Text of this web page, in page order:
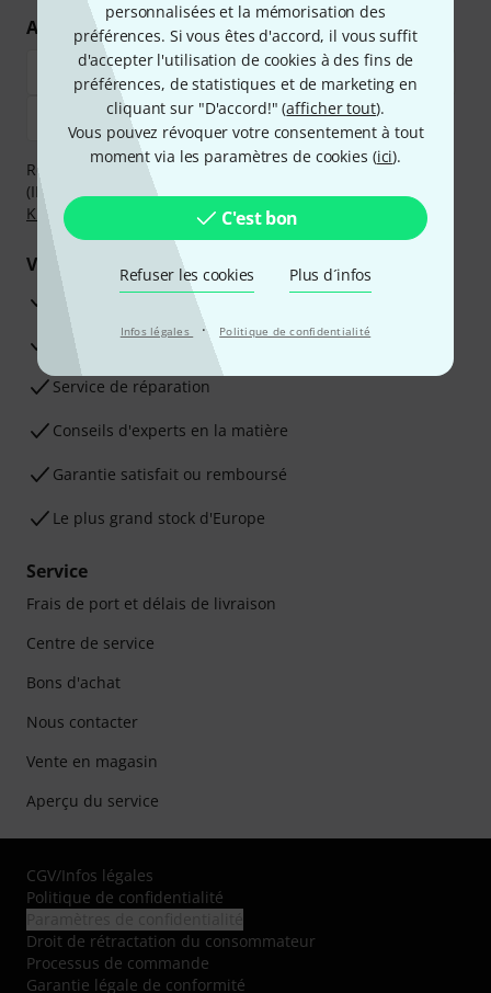
personnalisées et la mémorisation des
préférences. Si vous êtes d'accord, il vous suffit
d'accepter l'utilisation de cookies à des fins de
préférences, de statistiques et de marketing en
cliquant sur "D'accord!" (afficher tout).
Vous pouvez révoquer votre consentement à tout
moment via les paramètres de cookies (ici).
C'est bon
Refuser les cookies Plus d´infos
Infos légales · Politique de confidentialité
Achetez et payez en toute sécurité
Réglez de manière sûre et sécurisée par Virement
(IBAN/BIC), PayPal, Amazon Pay,Klarna Payer Maintenant
Klarna Payer en 3 fois
ou Carte de crédit.
Vos avantages
Ga­ran­tie Thomann 3 ans
Garantie 30 jours satisfait ou remboursé
Service de réparation
Conseils d'experts en la matière
Garantie satisfait ou remboursé
Le plus grand stock d'Europe
Service
Frais de port et délais de livraison
Centre de service
Bons d'achat
Nous contacter
Vente en magasin
Aperçu du service
CGV/Infos légales
Politique de confidentialité
Droit de rétractation du consommateur
Processus de commande
Garantie légale de conformité